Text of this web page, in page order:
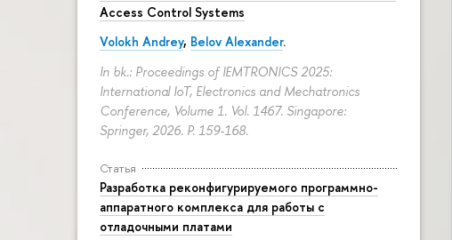
Access Control Systems
Volokh Andrey, Belov Alexander.
In bk.: Proceedings of IEMTRONICS 2025:
International IoT, Electronics and Mechatronics
Conference, Volume 1. Vol. 1467. Singapore:
Springer, 2026. P. 159-168.
Статья
Разработка реконфигурируемого программно-
аппаратного комплекса для работы с
отладочными платами